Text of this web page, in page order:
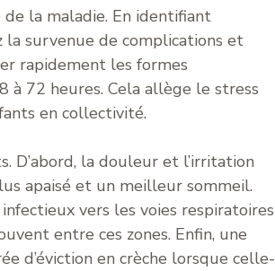
la maladie. En identifiant
survenue de complications et
rapidement les formes
72 heures. Cela allège le stress
en collectivité.
D’abord, la douleur et l’irritation
apaisé et un meilleur sommeil.
vers les voies respiratoires
entre ces zones. Enfin, une
d’éviction en crèche lorsque celle-